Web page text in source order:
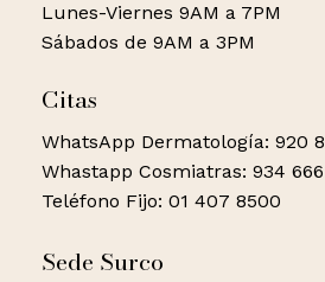
Lunes-Viernes 9AM a 7PM
Sábados de 9AM a 3PM
Citas
WhatsApp Dermatología: 920
Whastapp Cosmiatras: 934
Teléfono Fijo: 01 407 8500
Sede Surco